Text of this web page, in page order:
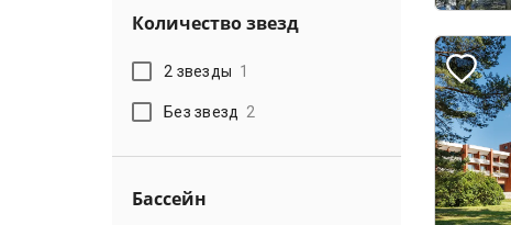
Количество звезд
2 звезды 1
Без звезд 2
Бассейн